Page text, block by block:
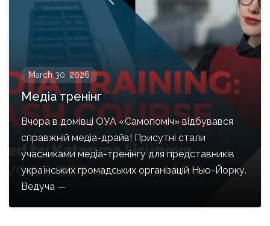
March 30, 2026
Медіа тренінг
Вчора в домівці ОУА «Самопоміч» відбувався
справжній медіа-драйв! Присутні стали
учасниками медіа-тренінгу для представників
українських громадських організацій Нью-Йорку.
Ведуча —